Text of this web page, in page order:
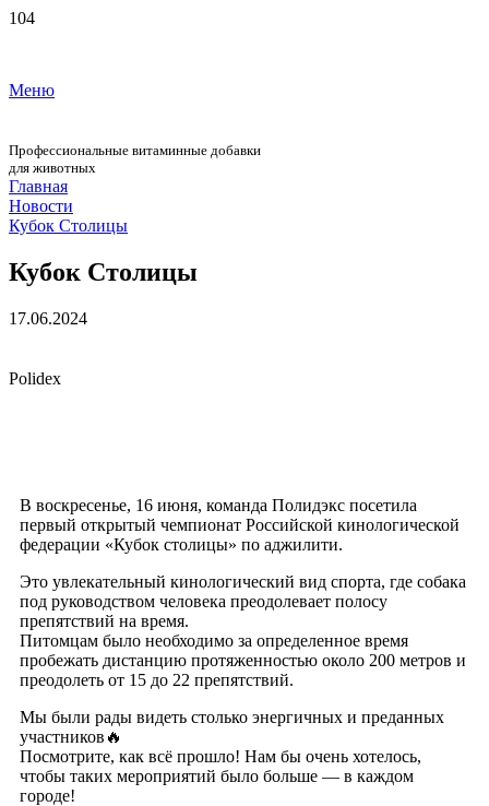
Меню
Профессиональные витаминные добавки
для животных
Главная
Новости
Кубок Столицы
Кубок Столицы
17.06.2024
Polidex
В воскресенье, 16 июня, команда Полидэкс посетила
первый открытый чемпионат Российской кинологической
федерации «Кубок столицы» по аджилити.
Это увлекательный кинологический вид спорта, где собака
под руководством человека преодолевает полосу
препятствий на время.
Питомцам было необходимо за определенное время
пробежать дистанцию протяженностью около 200 метров и
преодолеть от 15 до 22 препятствий.
Мы были рады видеть столько энергичных и преданных
участников🔥
Посмотрите, как всё прошло! Нам бы очень хотелось,
чтобы таких мероприятий было больше — в каждом
городе!